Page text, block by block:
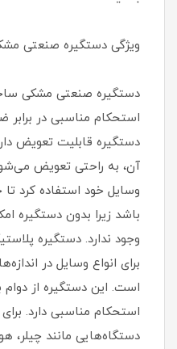
ویژگی‌ دستگیره صنعتی
دستگیره صنعتی مشکی
استحکام مناسبی در برابر
دستگیره قابلیت تعویض
آن، به راحتی تعویض
وسایل خود استفاده کرد
باشد زیرا بدون دستگیره
برای انواع وسایل در
است. این دستگیره از دوام
استحکام مناسبی دارد.
دستگاه‌هایی مانند چیلر،